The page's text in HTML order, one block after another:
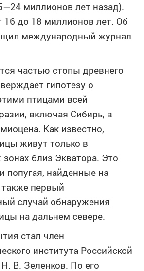
миллионов лет назад).
16 до 18 миллионов лет. Об
международный журнал
частью стопы древнего
гипотезу о
птицами всей
включая Сибирь, в
Как известно,
живут только в
зонах близ Экватора. Это
попугая, найденные на
первый
случай обнаружения
на дальнем севере.
стал член
института Российской
В. Зеленков. По его